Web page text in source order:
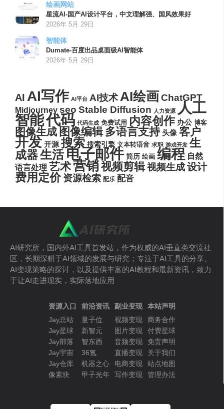
绘画网站
星流AI-国产AI设计平台，中文理解强、国风效果好
2026年 5月 29日
智能体
Dumate-百度出品桌面级AI智能体
2026年 5月 29日
AI AI写作 AI平台 AI技术AI绘画ChatGPT
Midjourney seo Stable Diffusion 人力资源 人工
智能代码 代码生成 免费试用 内容创作 办公 博客
图像生成 图像编辑 多语言支持 头像 客户
开发 开源 搜索 搜索引擎 文本转语音 求职 游戏开发 生
成器生活电子邮件 简历 绘画 编程 自然
语言处理 艺术营销视频剪辑视频生成设计
费用定价 资源检索 配乐 配音
AI研究所，国内外AI工具首发站，作为权威的AI垂直类交流社
区，长期深耕于AI领域的发展与研究；专注于AI工具的分享、
AI变现策略的探讨，以及提供丰富的AI教程和最新资讯，致力
于让AI走进现实，实际落地应用
资源入口
Jay总站
Jay星球
Jay部落
Jay宇宙
Jay仓库
像素块
前沿资讯
量子位
新智元
智东西
36氪
机器之心
甲子光年
副业变现
视频变现
图片变现
音频变现
直播变现
电商变现
写作变现
本站声明
商务合作
付费星球
免责声明
关于我们
站点地图
管理办法